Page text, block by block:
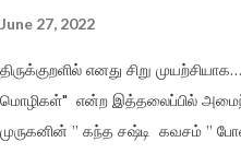
June 27, 2022
திருக்குறளில் எனது சிறு
மொழிகள்" என்ற இத்தலைப்பில்
முருகனின் ” கந்த சஷ்டி கவசம் ”